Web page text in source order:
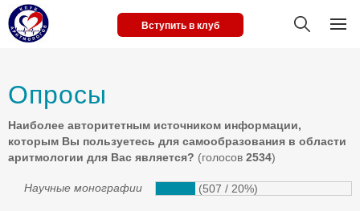
Вступить в клуб
Опросы
Наиболее авторитетным источником информации,
которым Вы пользуетесь для самообразования в области
аритмологии для Вас является? (голосов 2534)
Научные монографии (507 / 20%)